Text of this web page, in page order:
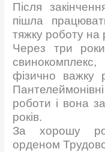
Після
пішла
тяжку роботу на
Через три
фізично важку
роботи і вона
років.
За хорошу
орденом